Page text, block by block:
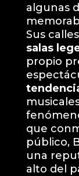
algunas
Sus
salas
propio
que
público,
una
alto del